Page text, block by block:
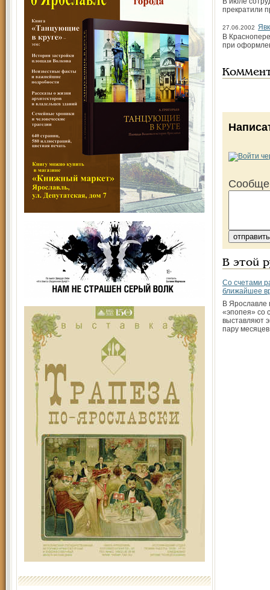
прекратили
27.06.2002
В
при
В этой
Со счетами
ближайшее
В Ярославле
«эпопея» со
выставляют
пару